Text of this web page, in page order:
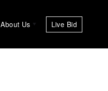
About Us Live Bid